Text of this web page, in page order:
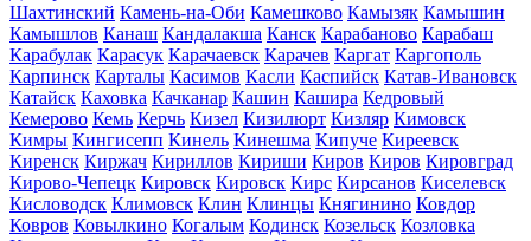
Шахтинский Камень-на-Оби Камешково Камызяк Камышин
Камышлов Канаш Кандалакша Канск Карабаново Карабаш
Карабулак Карасук Карачаевск Карачев Каргат Каргополь
Карпинск Карталы Касимов Касли Каспийск Катав-Ивановск
Катайск Каховка Качканар Кашин Кашира Кедровый
Кемерово Кемь Керчь Кизел Кизилюрт Кизляр Кимовск
Кимры Кингисепп Кинель Кинешма Кипуче Киреевск
Киренск Киржач Кириллов Кириши Киров Киров Кировград
Кирово-Чепецк Кировск Кировск Кирс Кирсанов Киселевск
Кисловодск Климовск Клин Клинцы Княгинино Ковдор
Ковров Ковылкино Когалым Кодинск Козельск Козловка